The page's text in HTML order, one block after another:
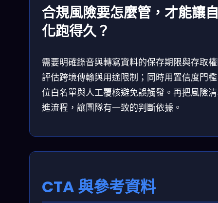
合規風險要怎麼管，才能讓
化跑得久？
需要明確錄音與轉寫資料的保存期限與存取
評估跨境傳輸與用途限制；同時用置信度門
位白名單與人工覆核避免誤觸發。再把風險
進流程，讓團隊有一致的判斷依據。
CTA 與參考資料